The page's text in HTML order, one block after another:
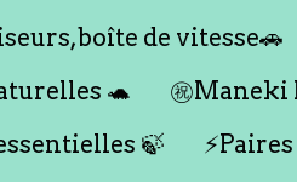
de vitesse🚗
🐢
㊗️Maneki
🍃